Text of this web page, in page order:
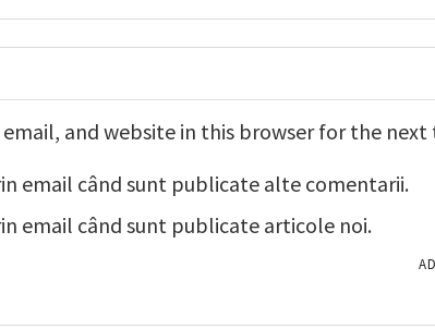
email, and website in this browser for the
email când sunt publicate alte comentarii.
email când sunt publicate articole noi.